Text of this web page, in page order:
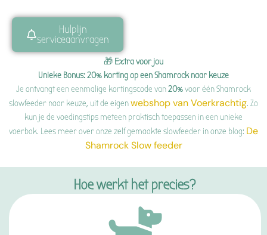
Hulplijn
serviceaanvragen
🎁 Extra voor jou
Unieke Bonus: 20% korting op een Shamrock naar keuze
Je ontvangt een eenmalige kortingscode van20%voor één Shamrock
slowfeeder naar keuze, uit de eigenwebshop van Voerkrachtig. Zo
kun je de voedingstips meteen praktisch toepassen in een unieke
voerbak. Lees meer over onze zelf gemaakte slowfeeder in onze blog: De
Shamrock Slow feeder
Hoe werkt het precies?